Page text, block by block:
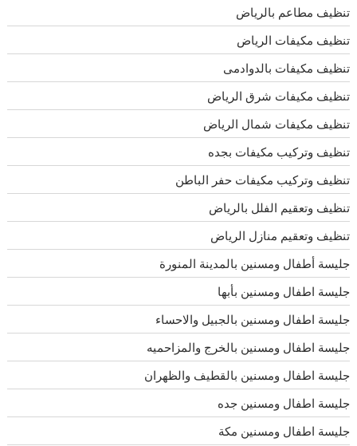
تنظيف مطاعم بالرياض
تنظيف مكيفات الرياض
تنظيف مكيفات بالدوادمى
تنظيف مكيفات شرق الرياض
تنظيف مكيفات شمال الرياض
تنظيف وتركيب مكيفات بجده
تنظيف وتركيب مكيفات حفر الباطن
تنظيف وتعقيم الفلل بالرياض
تنظيف وتعقيم منازل الرياض
جليسة أطفال ومسنين بالمدينة المنورة
جليسة اطفال ومسنين بأبها
جليسة اطفال ومسنين بالجبيل والاحساء
جليسة اطفال ومسنين بالخرج والمزاحميه
جليسة اطفال ومسنين بالقطيف والظهران
جليسة اطفال ومسنين جده
جليسة اطفال ومسنين مكة